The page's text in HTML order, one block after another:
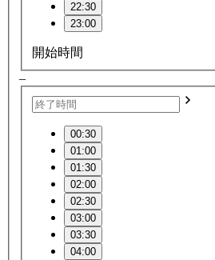
22:30
23:00
開始時間
–
00:30
01:00
01:30
02:00
02:30
03:00
03:30
04:00